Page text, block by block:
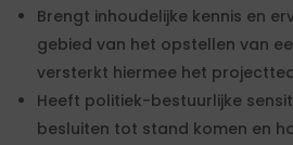
Brengt inhoudelijke kennis en
gebied van het opstellen van
versterkt hiermee het
Heeft politiek-bestuurlijke
besluiten tot stand komen en